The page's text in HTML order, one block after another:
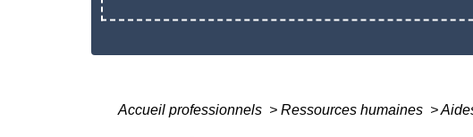
Accueil professionnels > Ressources humaines >